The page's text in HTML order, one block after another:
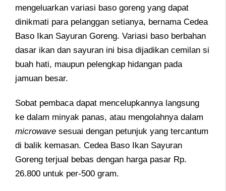
mengeluarkan variasi baso goreng yang dapat
dinikmati para pelanggan setianya, bernama Cedea
Baso Ikan Sayuran Goreng. Variasi baso berbahan
dasar ikan dan sayuran ini bisa dijadikan cemilan si
buah hati, maupun pelengkap hidangan pada
jamuan besar.
Sobat pembaca dapat mencelupkannya langsung
ke dalam minyak panas, atau mengolahnya dalam
microwave sesuai dengan petunjuk yang tercantum
di balik kemasan. Cedea Baso Ikan Sayuran
Goreng terjual bebas dengan harga pasar Rp.
26.800 untuk per-500 gram.